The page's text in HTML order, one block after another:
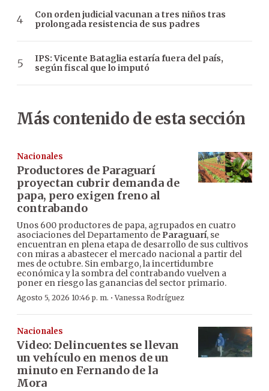
Con orden judicial vacunan a tres niños tras
prolongada resistencia de sus padres
IPS: Vicente Bataglia estaría fuera del país,
según fiscal que lo imputó
Más contenido de esta sección
Nacionales
Productores de Paraguarí
proyectan cubrir demanda de
papa, pero exigen freno al
contrabando
Unos 600 productores de papa, agrupados en cuatro
asociaciones del Departamento de Paraguarí, se
encuentran en plena etapa de desarrollo de sus cultivos
con miras a abastecer el mercado nacional a partir del
mes de octubre. Sin embargo, la incertidumbre
económica y la sombra del contrabando vuelven a
poner en riesgo las ganancias del sector primario.
Agosto 5, 2026 10:46 p. m. ·Vanessa Rodríguez
Nacionales
Video: Delincuentes se llevan
un vehículo en menos de un
minuto en Fernando de la
Mora